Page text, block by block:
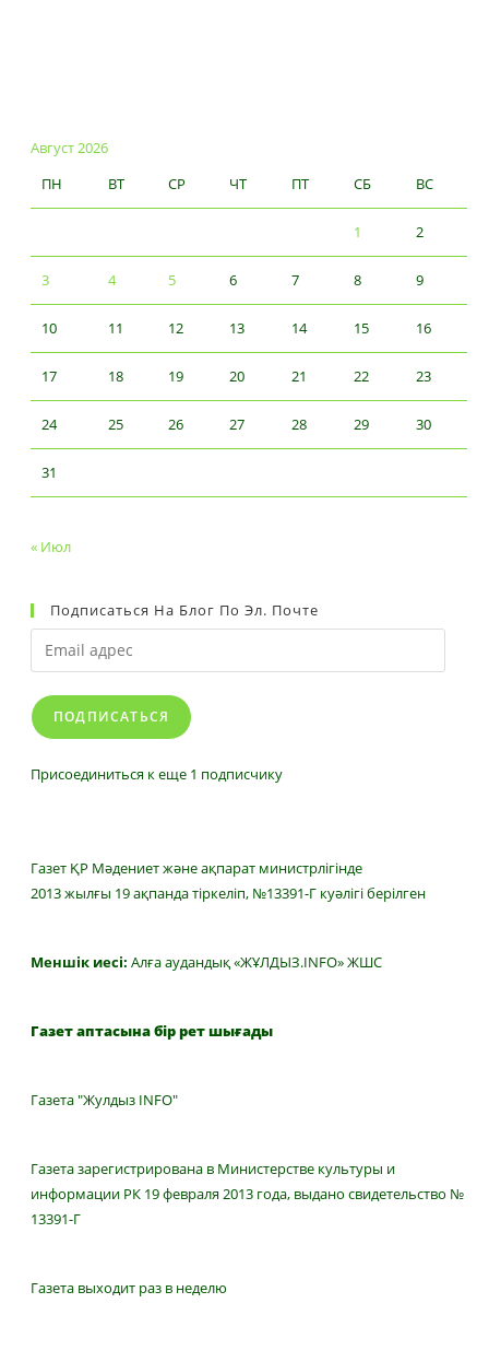
Август 2026
ПН
ВТ СР ЧТ ПТ СБ ВС
1 2
3 4 5 6 7 8 9
10 11 12 13 14 15 16
17 18 19 20 21 22 23
24 25 26 27 28 29 30
31
« Июл
Подписаться На Блог По Эл. Почте
Email
адрес
ПОДПИСАТЬСЯ
Присоединиться к еще 1 подписчику
Газет ҚР Мәдениет және ақпарат министрлігінде
2013 жылғы 19 ақпанда тіркеліп, №13391-Г куәлігі берілген
Меншік иесі: Алға аудандық «ЖҰЛДЫЗ.INFO» ЖШС
Газет аптасына бір рет шығады
Газета "Жулдыз INFO"
Газета зарегистрирована в Министерстве культуры и
информации РК 19 февраля 2013 года, выдано свидетельство №
13391-Г
Газета выходит раз в неделю